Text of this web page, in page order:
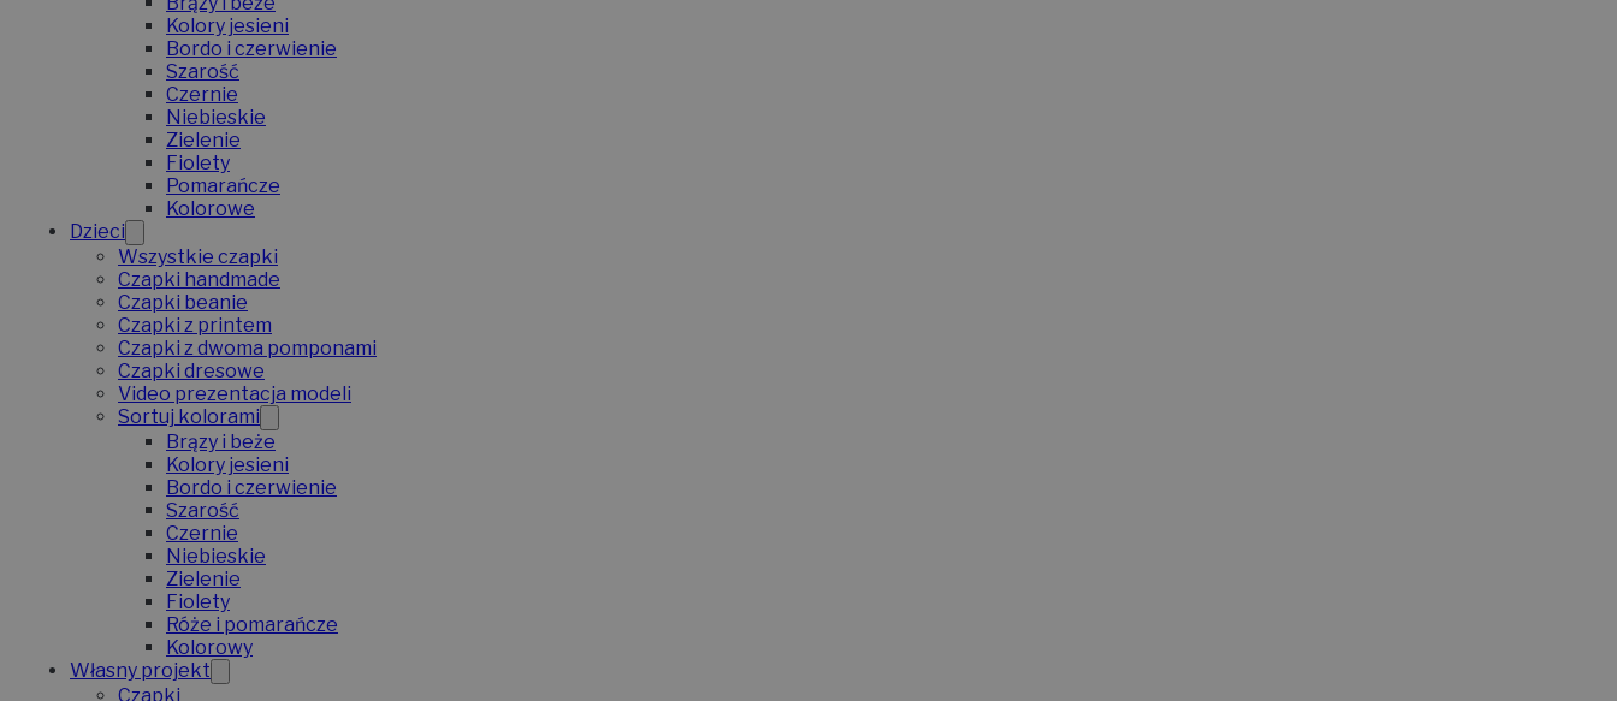
Kolory jesieni
Bordo i czerwienie
Szarość
Czernie
Niebieskie
Zielenie
Fiolety
Pomarańcze
Kolorowe
Dzieci
Wszystkie czapki
Czapki handmade
Czapki beanie
Czapki z printem
Czapki z dwoma pomponami
Czapki dresowe
Video prezentacja modeli
Sortuj kolorami
Brązy i beże
Kolory jesieni
Bordo i czerwienie
Szarość
Czernie
Niebieskie
Zielenie
Fiolety
Róże i pomarańcze
Kolorowy
Własny projekt
Czapki